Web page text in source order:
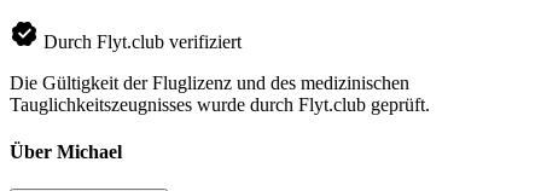
Durch Flyt.club verifiziert
Die Gültigkeit der Fluglizenz und des medizinischen
Tauglichkeitszeugnisses wurde durch Flyt.club geprüft.
Über Michael